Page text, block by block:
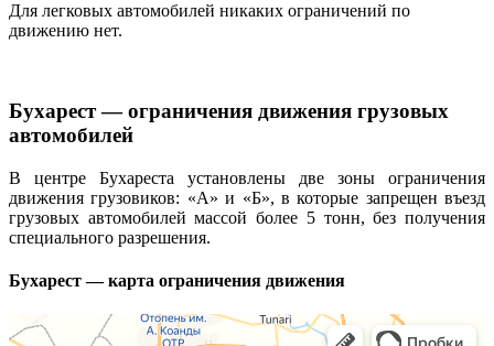
Для легковых автомобилей никаких ограничений по
движению нет.
Бухарест — ограничения движения грузовых
автомобилей
В центре Бухареста установлены две зоны ограничения
движения грузовиков: «А» и «Б», в которые запрещен въезд
грузовых автомобилей массой более 5 тонн, без получения
специального разрешения.
Бухарест — карта ограничения движения